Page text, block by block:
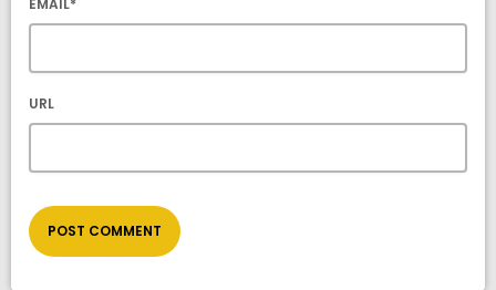
EMAIL*
URL